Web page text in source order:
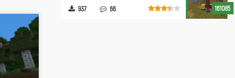
161085
937 66